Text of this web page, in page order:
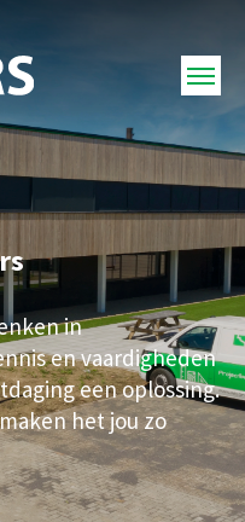
in
en vaardigheden
een oplossing.
het jou zo